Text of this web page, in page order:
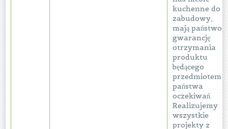
kuchenne do
zabudowy,
mają państwo
gwarancję
otrzymania
produktu
będącego
przedmiotem
państwa
oczekiwań.
Realizujemy
wszystkie
projekty z